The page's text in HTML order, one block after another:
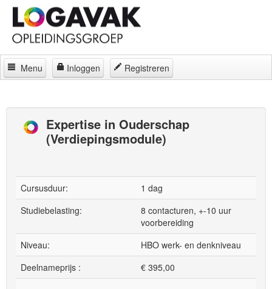
Menu Inloggen
Registreren
Curatorium
Locaties
Contact
Over
Expertise in Ouderschap
(Verdiepingsmodule)
Cursusduur:
1 dag
Studiebelasting:
8 contacturen, +-10 uur
voorbereiding
Niveau:
HBO werk- en denkniveau
Deelnameprijs :
€ 395,00